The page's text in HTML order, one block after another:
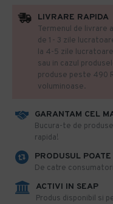
GARANTAM CEL
​Bucura-te de
rapida!
PRODUSUL
De catre
ACTIVI IN SEAP
Produs disponibil si
LIVRARE RAPIDA
Termenul de
de 1- 3 zile
la 4-5 zile
sau in cazul
produse peste 490
voluminoase.